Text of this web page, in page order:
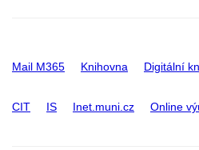
Mail M365 Knihovna Digitální
CIT IS Inet.muni.cz Online